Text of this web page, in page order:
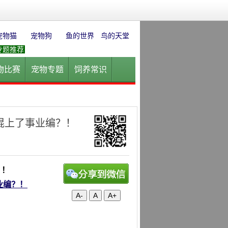
物猫 宠物狗 鱼的世界
鸟的天堂
题推荐
比赛 宠物专题 饲养常识
了事业编？！
A- A A+
？！